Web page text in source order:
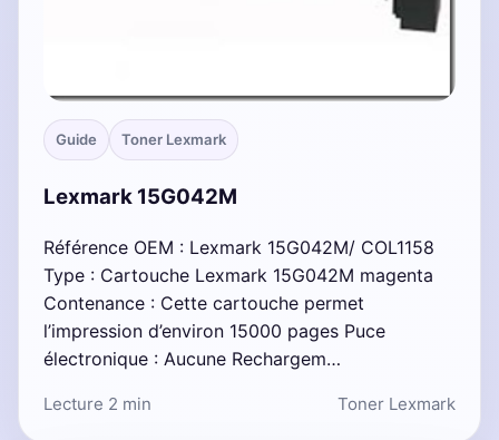
Guide Toner Lexmark
Lexmark 15G042M
Référence OEM : Lexmark 15G042M/ COL1158
Type : Cartouche Lexmark 15G042M magenta
Contenance : Cette cartouche permet
l’impression d’environ 15000 pages Puce
électronique : Aucune Rechargem…
Lecture 2 min Toner Lexmark